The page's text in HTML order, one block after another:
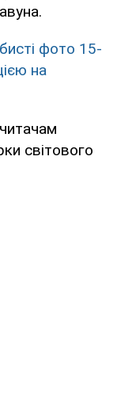
фото 15-
на
світового